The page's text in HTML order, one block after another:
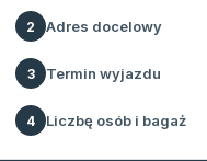
2 Adres docelowy
3 Termin wyjazdu
4 Liczbę osób i bagaż